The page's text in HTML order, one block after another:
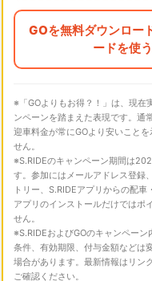
GOを無料ダウンロー
ードを使う
※「GOよりもお得？！」は、現在
ンペーンを踏まえた表現です。通
迎車料金が常にGOより安いことを
せん。
※S.RIDEのキャンペーン期間は
す。参加にはメールアドレス登録
トリー、S.RIDEアプリからの配車
アプリのインストールだけではポ
せん。
※S.RIDEおよびGOのキャンペー
条件、有効期限、付与金額などは
場合があります。最新情報はリン
ご確認ください。